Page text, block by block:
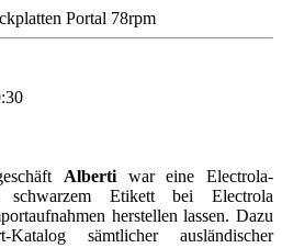
Alberti war eine Electrola-
Etikett bei Electrola
herstellen lassen. Dazu
sämtlicher ausländischer